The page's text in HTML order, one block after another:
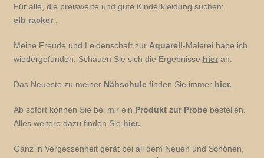
Für alle, die preiswerte und gute Kinderkleidung suchen:
elb racker.
Meine Freude und Leidenschaft zur Aquarell-Malerei habe ich
wiedergefunden. Schauen Sie sich die Ergebnisse hieran.
Das Neueste zu meiner Nähschulefinden Sie immer hier.
Ab sofort können Sie bei mir ein Produkt zur Probebestellen.
Alles weitere dazu finden Sie hier.
Ganz in Vergessenheit gerät bei all dem Neuen und Schönen,